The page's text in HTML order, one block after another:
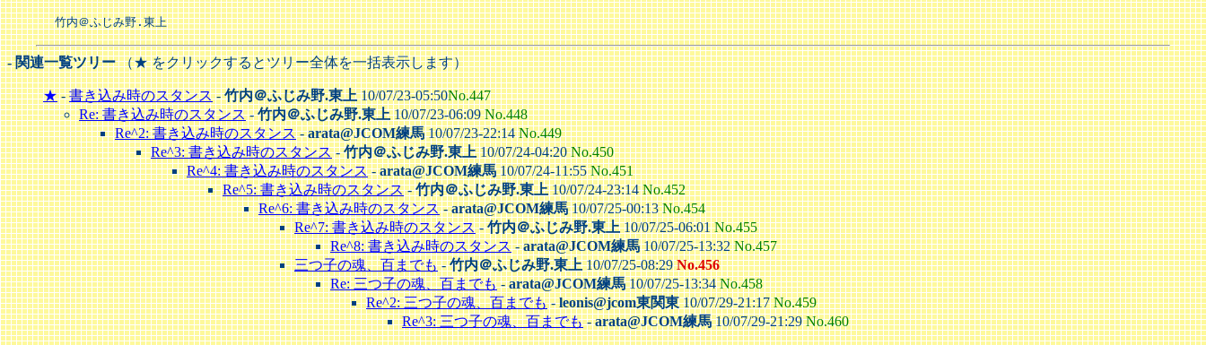
竹内＠ふじみ野.東上
- 関連一覧ツリー（★ をクリックするとツリー全体を一括表示します）
★-書き込み時のスタンス-竹内＠ふじみ野.東上10/07/23-05:50No.447
Re: 書き込み時のスタンス-竹内＠ふじみ野.東上10/07/23-06:09No.448
Re^2: 書き込み時のスタンス-arata@JCOM練馬10/07/23-22:14No.449
Re^3: 書き込み時のスタンス-竹内＠ふじみ野.東上10/07/24-04:20No.450
Re^4: 書き込み時のスタンス-arata@JCOM練馬10/07/24-11:55No.451
Re^5: 書き込み時のスタンス-竹内＠ふじみ野.東上10/07/24-23:14No.452
Re^6: 書き込み時のスタンス-arata@JCOM練馬10/07/25-00:13No.454
Re^7: 書き込み時のスタンス-竹内＠ふじみ野.東上10/07/25-06:01No.455
Re^8: 書き込み時のスタンス-arata@JCOM練馬10/07/25-13:32No.457
三つ子の魂、百までも-竹内＠ふじみ野.東上10/07/25-08:29No.456
Re: 三つ子の魂、百までも-arata@JCOM練馬10/07/25-13:34No.458
Re^2: 三つ子の魂、百までも-leonis@jcom東関東10/07/29-21:17No.459
Re^3: 三つ子の魂、百までも-arata@JCOM練馬10/07/29-21:29No.460